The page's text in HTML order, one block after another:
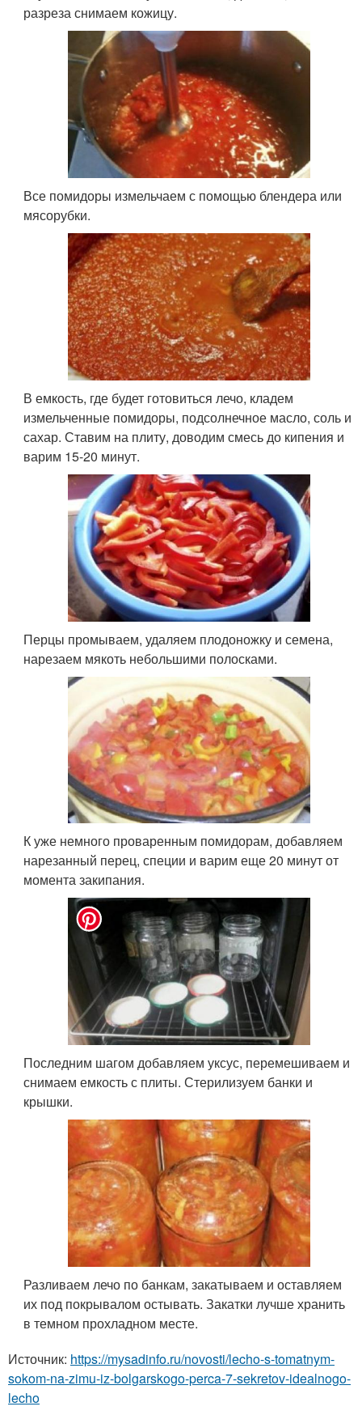
разреза снимаем кожицу.
Все помидоры измельчаем с помощью блендера или
мясорубки.
В емкость, где будет готовиться лечо, кладем
измельченные помидоры, подсолнечное масло, соль и
сахар. Ставим на плиту, доводим смесь до кипения и
варим 15-20 минут.
Перцы промываем, удаляем плодоножку и семена,
нарезаем мякоть небольшими полосками.
К уже немного проваренным помидорам, добавляем
нарезанный перец, специи и варим еще 20 минут от
момента закипания.
Последним шагом добавляем уксус, перемешиваем и
снимаем емкость с плиты. Стерилизуем банки и
крышки.
Разливаем лечо по банкам, закатываем и оставляем
их под покрывалом остывать. Закатки лучше хранить
в темном прохладном месте.
Источник: https://mysadinfo.ru/novosti/lecho-s-tomatnym-
sokom-na-zimu-iz-bolgarskogo-perca-7-sekretov-idealnogo-
lecho